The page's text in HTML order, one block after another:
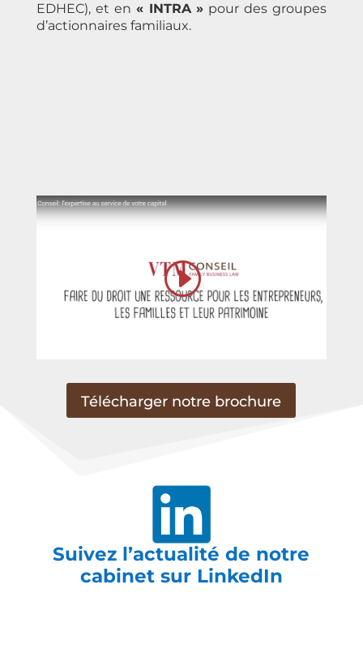
EDHEC), et en « INTRA» pour des groupes
d’actionnaires familiaux.
Télécharger notre brochure
Suivez l’actualité de notre
cabinet sur LinkedIn